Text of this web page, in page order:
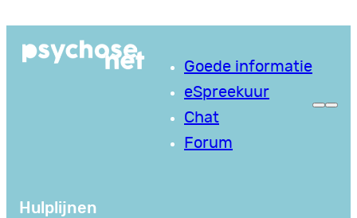
naar
Goede informatie
eSpreekuur
Chat
Forum
Hulplijnen